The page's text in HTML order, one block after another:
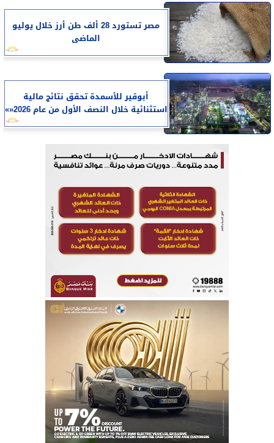
مصر تستورد 28 ألف طن أرز خلال يوليو
الماضى
أبوقير للأسمدة تحقق نتائج مالية
استثنائية خلال النصف الأول من عام 2026«»